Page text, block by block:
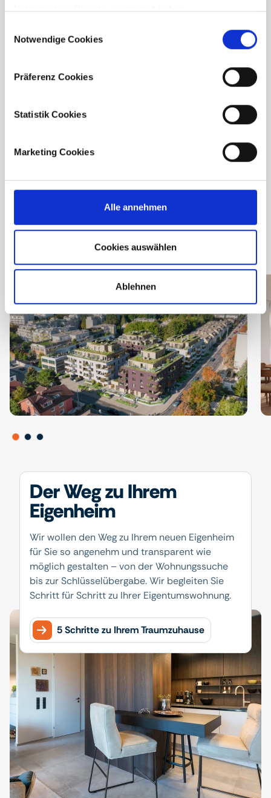
Nutzung ihrer Dienste gesammelt haben.
Selection
Notwendige Cookies
Präferenz Cookies
Statistik Cookies
Marketing Cookies
Alle annehmen
Cookies auswählen
Ablehnen
Downloads
Der Weg zu Ihrem
Eigenheim
Wir wollen den Weg zu Ihrem neuen Eigenheim
für Sie so angenehm und transparent wie
möglich gestalten – von der Wohnungssuche
bis zur Schlüsselübergabe. Wir begleiten Sie
Schritt für Schritt zu Ihrer Eigentumswohnung.
5 Schritte zu Ihrem Traumzuhause